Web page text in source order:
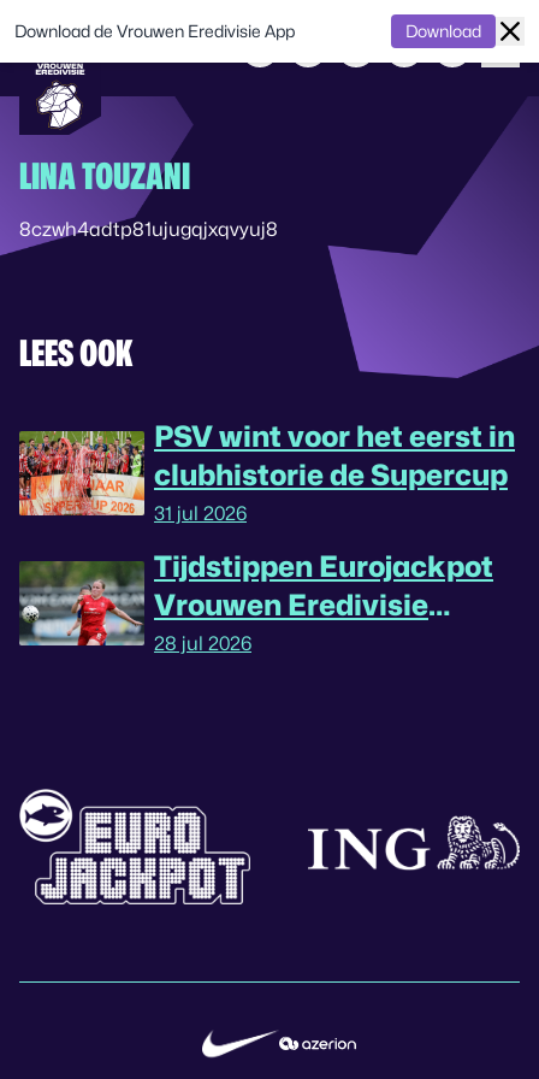
LINA TOUZANI
8czwh4adtp81ujugqjxqvyuj8
LEES OOK
PSV wint voor het eerst in
clubhistorie de Supercup
31 jul 2026
Tijdstippen Eurojackpot
Vrouwen Eredivisie
omgedraaid
28 jul 2026
Download de Vrouwen Eredivisie App Download